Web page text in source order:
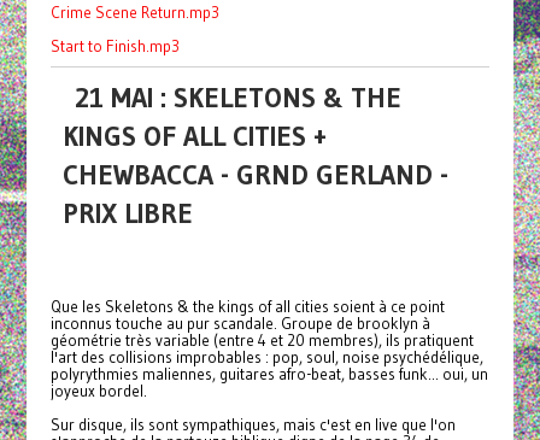
Crime Scene Return.mp3
Start to Finish.mp3
21 MAI : SKELETONS & THE
KINGS OF ALL CITIES +
CHEWBACCA - GRND GERLAND -
PRIX LIBRE
Que les Skeletons & the kings of all cities soient à ce point
inconnus touche au pur scandale. Groupe de brooklyn à
géométrie très variable (entre 4 et 20 membres), ils pratiquent
l'art des collisions improbables : pop, soul, noise psychédélique,
polyrythmies maliennes, guitares afro-beat, basses funk... oui, un
joyeux bordel.
Sur disque, ils sont sympathiques, mais c'est en live que l'on